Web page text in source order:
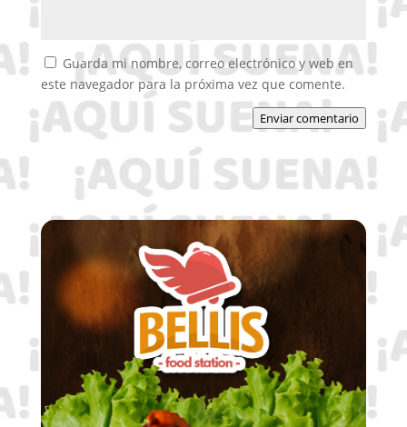
Guarda mi nombre, correo electrónico y web en
este navegador para la próxima vez que comente.
Enviar comentario